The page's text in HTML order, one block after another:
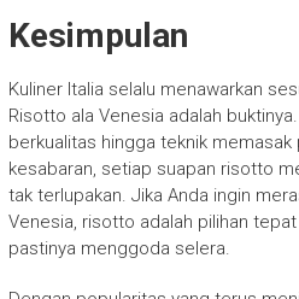
Kesimpulan
Kuliner Italia selalu menawarkan
Risotto ala Venesia adalah
berkualitas hingga teknik memasak
kesabaran, setiap suapan risotto
tak terlupakan. Jika Anda ingin
Venesia, risotto adalah pilihan
pastinya menggoda selera.